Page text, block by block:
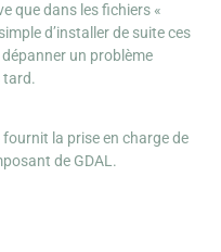
que dans les fichiers «
d’installer de suite ces
un problème
tard.
la prise en charge de
de GDAL.